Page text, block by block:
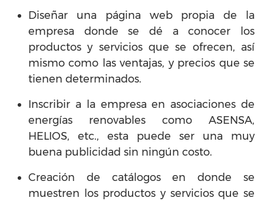
Diseñar una página web propia de la
empresa donde se dé a conocer los
productos y servicios que se ofrecen, así
mismo como las ventajas, y precios que se
tienen determinados.
Inscribir a la empresa en asociaciones de
energías renovables como ASENSA,
HELIOS, etc., esta puede ser una muy
buena publicidad sin ningún costo.
Creación de catálogos en donde se
muestren los productos y servicios que se